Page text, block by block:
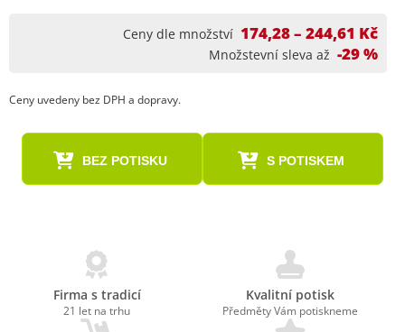
Ceny dle množství 174,28 – 244,61 Kč
Množstevní sleva až -29 %
Ceny uvedeny bez DPH a dopravy.
BEZ POTISKU S POTISKEM
Firma s tradicí
21 let na trhu
Kvalitní potisk
Předměty Vám potiskneme